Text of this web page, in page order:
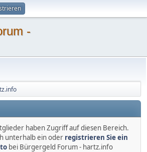
-
haben Zugriff auf diesen Bereich.
unterhalb ein oder registrieren Sie ein
bei Bürgergeld Forum - hartz.info